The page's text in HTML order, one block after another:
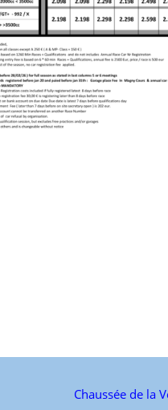
Chaussée de la